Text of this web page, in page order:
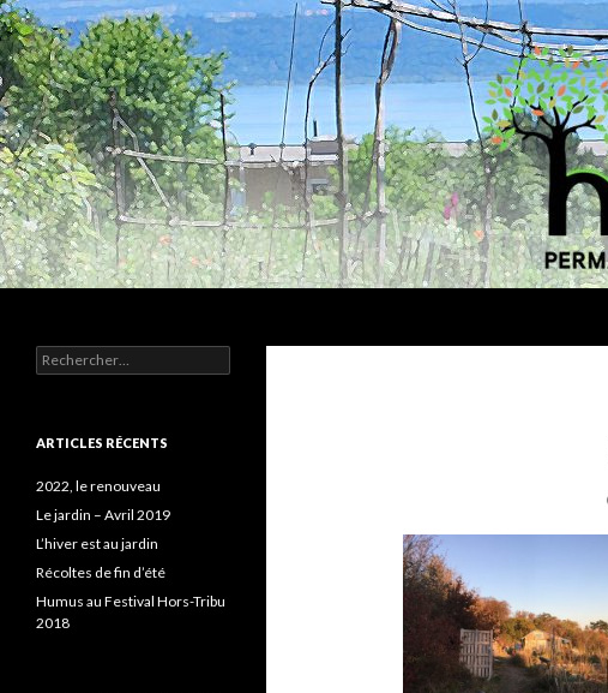
Association agroécologique
Rechercher :
ARTICLES RÉCENTS
2022, le renouveau
Le jardin – Avril 2019
L’hiver est au jardin
Récoltes de fin d’été
Humus au Festival Hors-Tribu
2018